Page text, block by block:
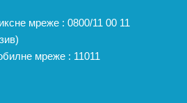
мреже : 0800/11 00 11
мреже : 11011